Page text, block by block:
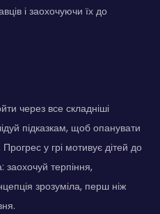
і заохочуючи їх до
через все складніші
підказкам, щоб опанувати
у грі мотивує дітей до
терпіння,
зрозуміла, перш ніж